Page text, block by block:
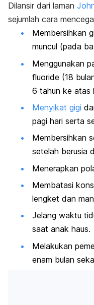
Dilansir dari laman
sejumlah cara
Membersihkan
muncul (pada
Menggunakan
fluoride (18
6 tahun ke atas
Menyikat gigi
pagi hari serta
Membersihkan
setelah berusia
Menerapkan
Membatasi
lengket dan
Jelang waktu
saat anak haus.
Melakukan
enam bulan